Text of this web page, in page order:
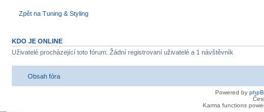
Zpět na Tuning & Styling
KDO JE ONLINE
Uživatelé procházející toto fórum: Žádní registrovaní uživatelé a 1 návštěvník
Obsah fóra
Powered by
Karma functions